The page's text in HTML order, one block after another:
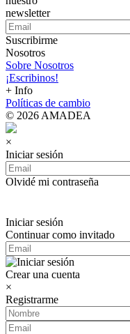
newsletter
Suscribirme
Nosotros
Sobre Nosotros
¡Escribinos!
+ Info
Políticas de cambio
© 2026 AMADEA
×
Iniciar sesión
Olvidé mi contraseña
Iniciar sesión
Continuar como invitado
Crear una cuenta
×
Registrarme